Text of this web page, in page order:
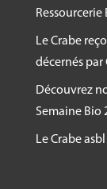
Le Crabe
décernés par
Découvrez
Semaine Bio
Le Crabe